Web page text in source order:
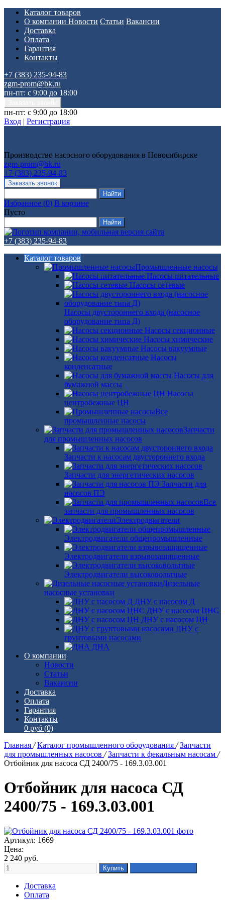
Каталог товаров
О компании Новости Статьи Вакансии
Доставка
Оплата
Гарантия
Контакты
+7 (383) 235-94-83
zgm-prom@bk.ru
пн-пт: с 9:00 до 18:00
пн-пт: с 9:00 до 18:00
Вход | Регистрация
Производство насосного оборудования в Новосибирске
zgm-prom@bk.ru
+7 (383) 235-94-83
Избранное (0) В корзине
Пусто
+7 (383) 235-94-83
Каталог товаров
Промышленные насосы
Насосы питательные
Насосы сетевые
Насосы двустороннего входа (насосное
оборудование типа Д)
Насосы секционные
Насосы химические
Насосы вакуумные
Насосы
конденсатные
Насосы для
бумажной массы
Насосы
центробежные ЦН
Все
промышленные насосы
Запчасти
для промышленных насосов
Запчасти к насосам двустороннего входа
Запчасти для энергетических насосов
Запчасти для
насосов ПЭ
Все
запчасти для промышленных насосов
Электродвигатели
Электродвигатели общепромышленные
Электродвигатели взрывозащищенные
Электродвигатели высоковольтные
Дизельные
насосные установки
ДНУ с насосом Д
ДНУ с насосом ЦНС
ДНУ с насосом ЦН
ДНУ с
грунтовыми насосами
ДНА
О компании
Новости
Статьи
Вакансии
Доставка
Оплата
Гарантия
Контакты
0 руб (0)
Главная / Каталог промышленного оборудования / Запчасти
для промышленных насосов / Запчасти к фекальным насосам /
Отбойник для насоса СД 2400/75 - 169.3.03.001
Отбойник для насоса СД
2400/75 - 169.3.03.001
Артикул: 1669
Цена:
2 240 руб.
Доставка
Оплата